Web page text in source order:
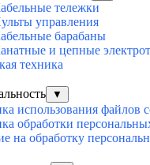
тележки
управления
барабаны
и цепные
техника
▼
использования файлов
обработки
на обработку